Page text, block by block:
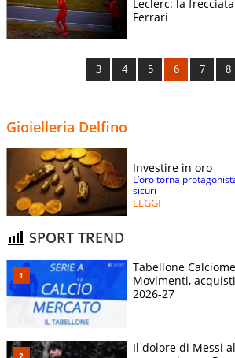
Leclerc: la
Ferrari
3 4 5 6 7 8
Gioielleria Delfino
Investire in oro
L’oro torna
sicuri
LEGGI
SPORT TREND
Tabellone
Movimenti,
2026-27
Il dolore di Messi